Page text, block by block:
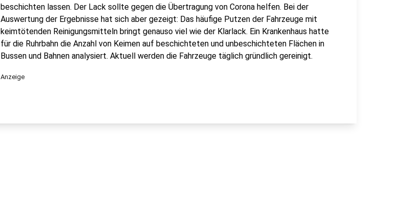
beschichten lassen. Der Lack sollte gegen die Übertragung von Corona helfen. Bei der
Auswertung der Ergebnisse hat sich aber gezeigt: Das häufige Putzen der Fahrzeuge mit
keimtötenden Reinigungsmitteln bringt genauso viel wie der Klarlack. Ein Krankenhaus hatte
für die Ruhrbahn die Anzahl von Keimen auf beschichteten und unbeschichteten Flächen in
Bussen und Bahnen analysiert. Aktuell werden die Fahrzeuge täglich gründlich gereinigt.
Anzeige